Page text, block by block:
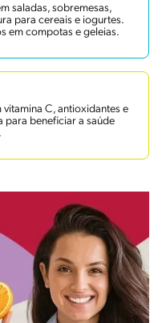
saladas, sobremesas,
para cereais e iogurtes.
em compotas e geleias.
C, antioxidantes e
para beneficiar a saúde